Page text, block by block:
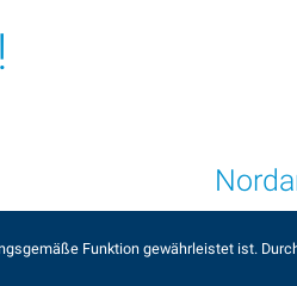
Funktion gewährleistet ist.